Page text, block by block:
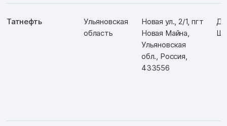
Татнефть
Ульяновская
область
Новая ул., 2/1, пгт
Новая Майна,
Ульяновская
обл., Россия,
433556
Д:
Ш: